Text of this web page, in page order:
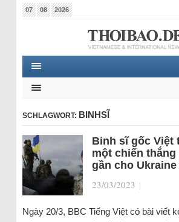
07 08 2026
SCHLAGWORT: BINHSĨ
Binh sĩ gốc Việt
một chiến thắng
gần cho Ukraine
23/03/2023 |
Ngày 20/3, BBC Tiếng Việt có bài viết